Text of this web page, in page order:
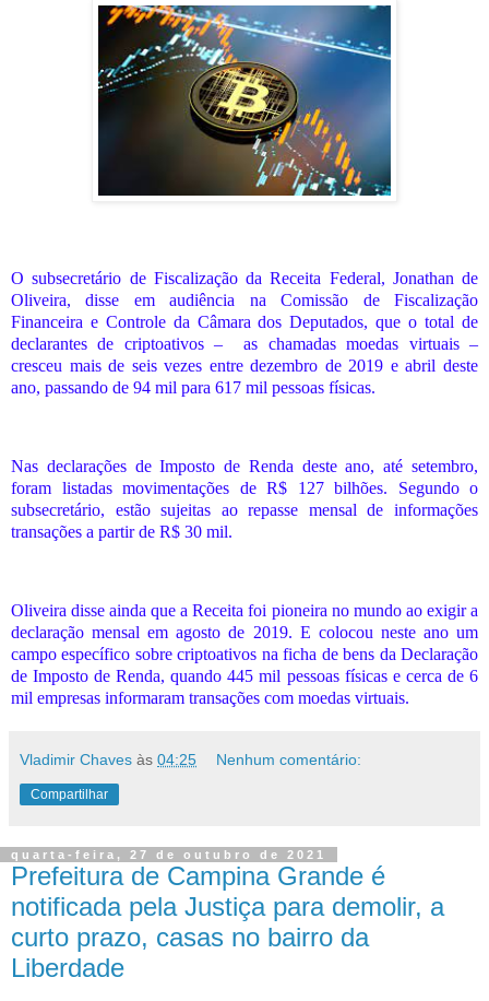
O subsecretário de Fiscalização da Receita Federal, Jonathan de
Oliveira, disse em audiência na Comissão de Fiscalização
Financeira e Controle da Câmara dos Deputados, que o total de
declarantes de criptoativos – as chamadas moedas virtuais –
cresceu mais de seis vezes entre dezembro de 2019 e abril deste
ano, passando de 94 mil para 617 mil pessoas físicas.
Nas declarações de Imposto de Renda deste ano, até setembro,
foram listadas movimentações de R$ 127 bilhões. Segundo o
subsecretário, estão sujeitas ao repasse mensal de informações
transações a partir de R$ 30 mil.
Oliveira disse ainda que a Receita foi pioneira no mundo ao exigir a
declaração mensal em agosto de 2019. E colocou neste ano um
campo específico sobre criptoativos na ficha de bens da Declaração
de Imposto de Renda, quando 445 mil pessoas físicas e cerca de 6
mil empresas informaram transações com moedas virtuais.
Vladimir Chaves às 04:25 Nenhum comentário:
Compartilhar
quarta-feira, 27 de outubro de 2021
Prefeitura de Campina Grande é
notificada pela Justiça para demolir, a
curto prazo, casas no bairro da
Liberdade